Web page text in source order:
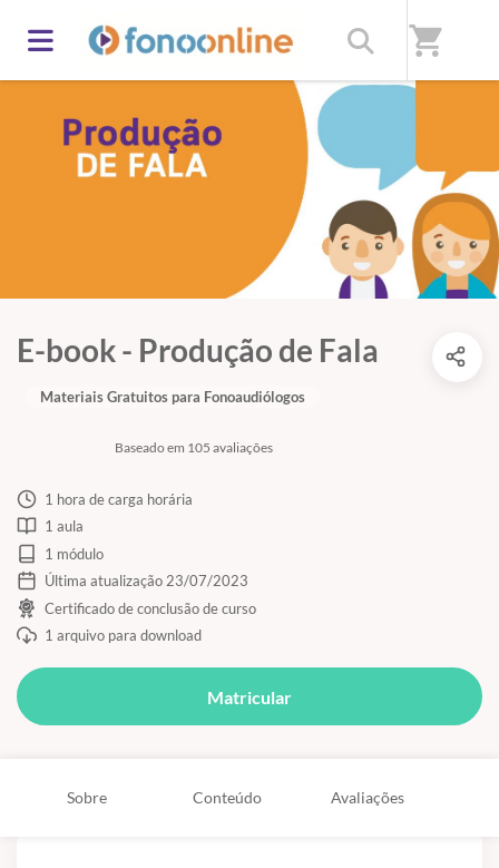
shopping_cart
E-book - Produção de Fala
Baseado em 105 avaliações
Materiais Gratuitos para Fonoaudiólogos
1 hora de carga horária
1 aula
1 módulo
Última atualização 23/07/2023
Certificado de conclusão de curso
1 arquivo para download
Matricular
Sobre Conteúdo Avaliações